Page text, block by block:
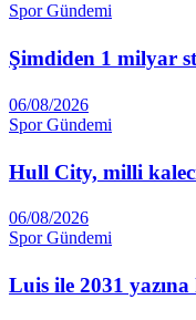
Spor Gündemi
Şimdiden 1 milyar
06/08/2026
Spor Gündemi
Hull City, milli
06/08/2026
Spor Gündemi
Luis ile 2031 yazına